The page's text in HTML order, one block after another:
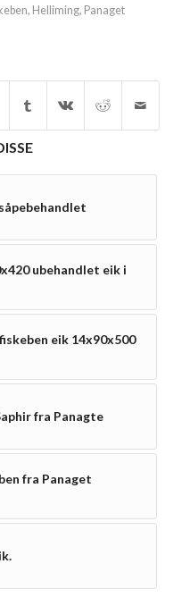
, Helliming, Panaget
ubehandlet eik i
eik 14x90x500
fra Panagte
fra Panaget